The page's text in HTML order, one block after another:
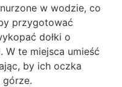
w wodzie, co
przygotować
dołki o
W te miejsca umieść
by ich oczka
górze.